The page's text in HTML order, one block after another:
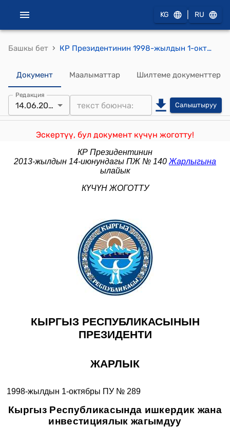
KG RU
Башкы бет › КР Президентинин 1998-жылдын 1-октябрындагы ПУ № 289 "Кыргыз Республикасында ишкердик жана инвестициялык жагымдуу чөйрөнү түзүү боюнча кошумча чаралар жөнүндө" жарлыгы
Документ Маалыматтар Шилтеме документтер
Редакция
14.06.2013 Салыштыруу
Эскертүү, бул документ күчүн жоготту!